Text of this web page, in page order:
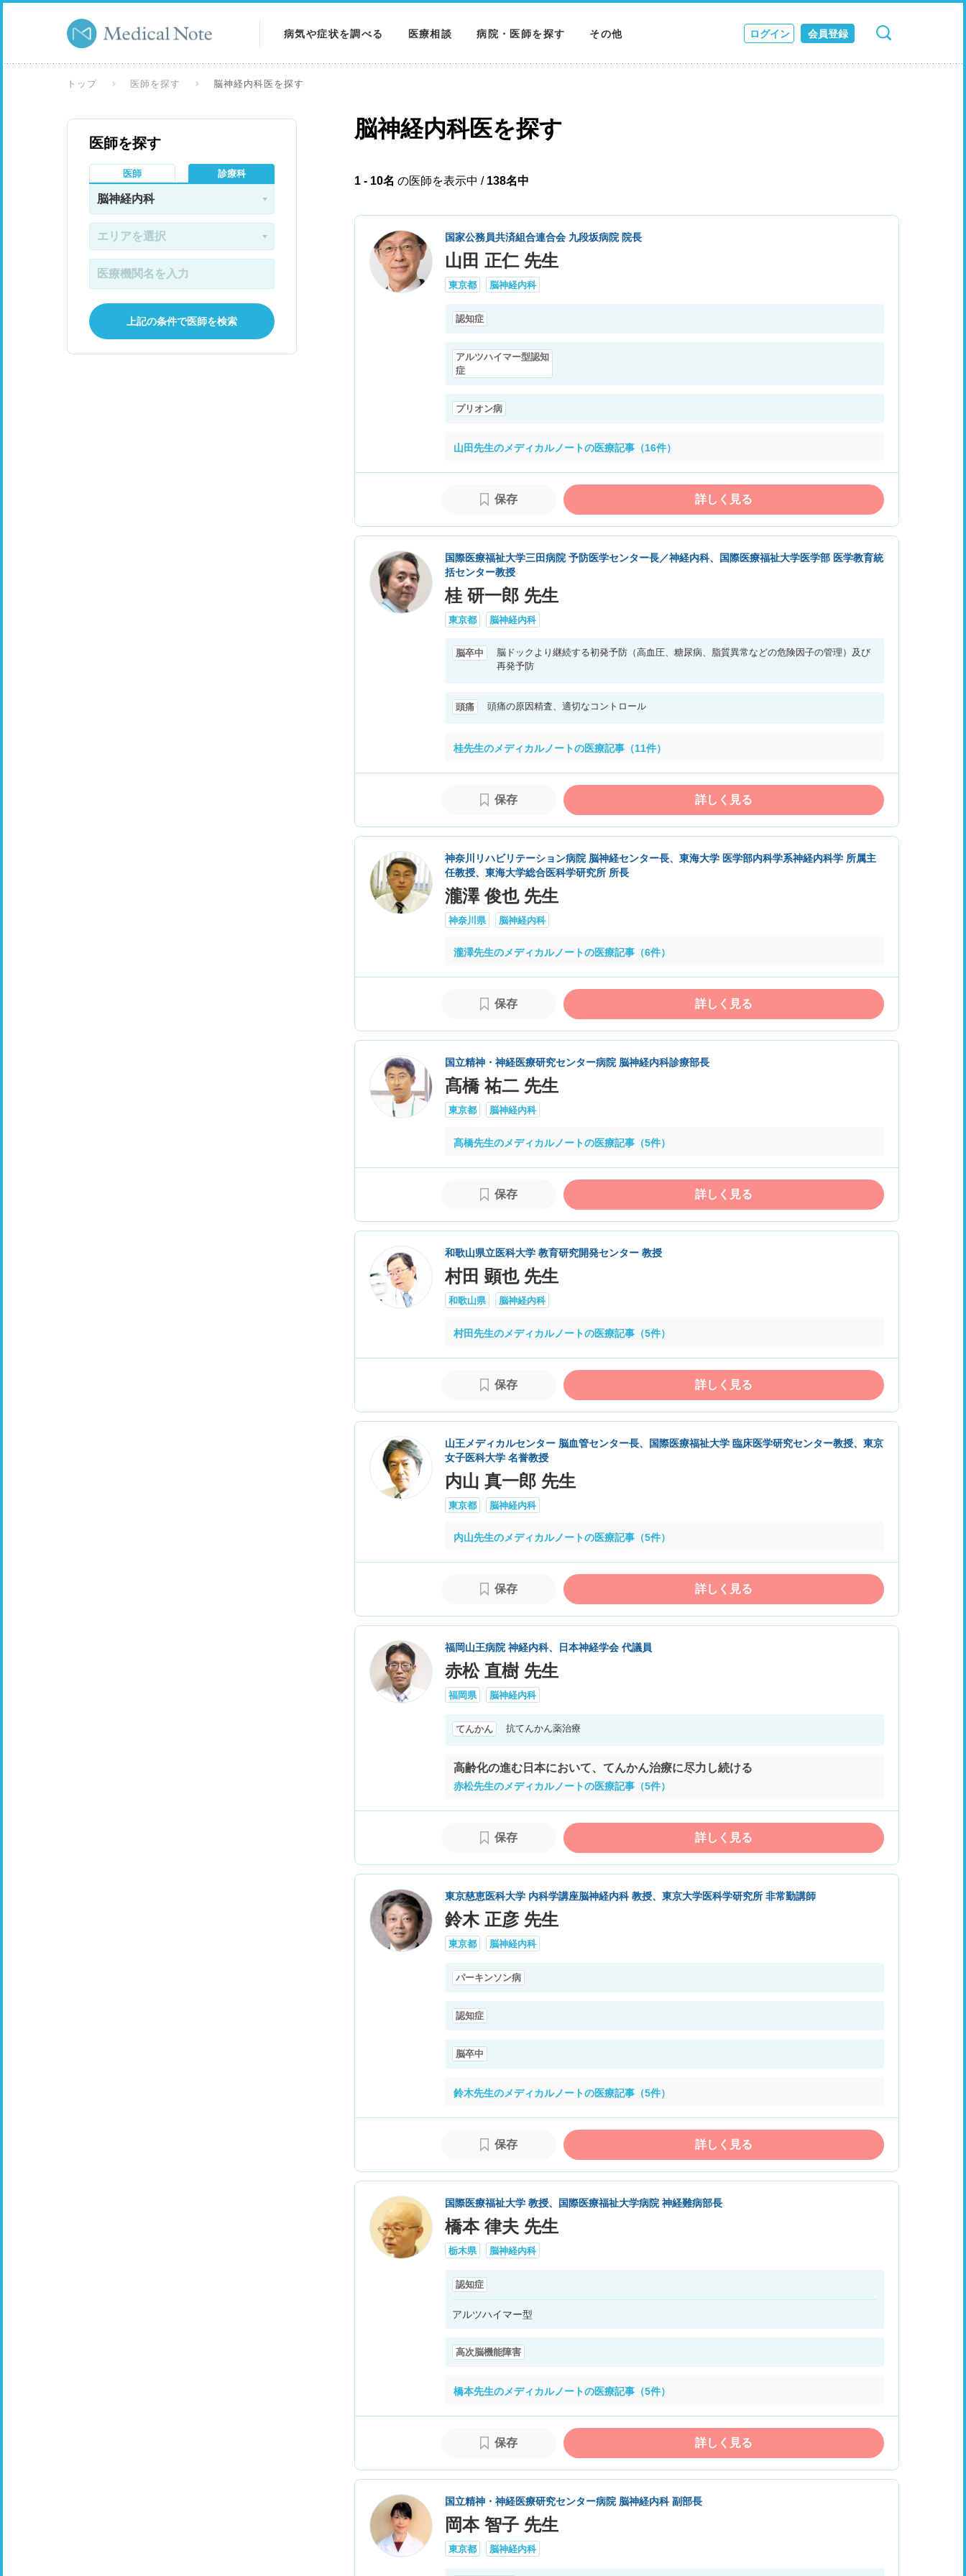
病気や症状を調べる 医療相談 病院・医師を探す その他 ログイン 会員登録
検索 キャンセル
トップ 医師を探す 脳神経内科医を探す
脳神経内科医を探す
1 - 10名 の医師を表示中 / 138名中
国家公務員共済組合連合会 九段坂病院 院長
山田 正仁 先生
東京都 脳神経内科
認知症
アルツハイマー型認知
症
プリオン病
山田先生のメディカルノートの医療記事（16件）
保存 詳しく見る
国際医療福祉大学三田病院 予防医学センター長／神経内科、国際医療福祉大学医学部 医学教育統
括センター教授
桂 研一郎 先生
東京都 脳神経内科
脳卒中
脳ドックより継続する初発予防（高血圧、糖尿病、脂質異常などの危険因子の管理）及び
再発予防
頭痛 頭痛の原因精査、適切なコントロール
桂先生のメディカルノートの医療記事（11件）
保存 詳しく見る
神奈川リハビリテーション病院 脳神経センター長、東海大学 医学部内科学系神経内科学 所属主
任教授、東海大学総合医科学研究所 所長
瀧澤 俊也 先生
神奈川県 脳神経内科
瀧澤先生のメディカルノートの医療記事（6件）
保存 詳しく見る
国立精神・神経医療研究センター病院 脳神経内科診療部長
髙橋 祐二 先生
東京都 脳神経内科
髙橋先生のメディカルノートの医療記事（5件）
保存 詳しく見る
和歌山県立医科大学 教育研究開発センター 教授
村田 顕也 先生
和歌山県 脳神経内科
村田先生のメディカルノートの医療記事（5件）
保存 詳しく見る
山王メディカルセンター 脳血管センター長、国際医療福祉大学 臨床医学研究センター教授、東京
女子医科大学 名誉教授
内山 真一郎 先生
東京都 脳神経内科
内山先生のメディカルノートの医療記事（5件）
保存 詳しく見る
福岡山王病院 神経内科、日本神経学会 代議員
赤松 直樹 先生
福岡県 脳神経内科
てんかん 抗てんかん薬治療
高齢化の進む日本において、てんかん治療に尽力し続ける
赤松先生のメディカルノートの医療記事（5件）
保存 詳しく見る
東京慈恵医科大学 内科学講座脳神経内科 教授、東京大学医科学研究所 非常勤講師
鈴木 正彦 先生
東京都 脳神経内科
パーキンソン病
認知症
脳卒中
鈴木先生のメディカルノートの医療記事（5件）
保存 詳しく見る
国際医療福祉大学 教授、国際医療福祉大学病院 神経難病部長
橋本 律夫 先生
栃木県 脳神経内科
認知症
アルツハイマー型
高次脳機能障害
橋本先生のメディカルノートの医療記事（5件）
保存 詳しく見る
国立精神・神経医療研究センター病院 脳神経内科 副部長
岡本 智子 先生
東京都 脳神経内科
医師を探す
医師 診療科
上記の条件で医師を検索